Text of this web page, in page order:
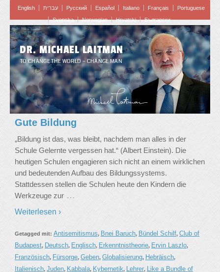
English עברית Pусский Español Italiano Français
Portuguese
Svenska
Norwegian Hrvatski Български
DR. MICHAEL LAITMAN
TO CHANGE THE WORLD – CHANGE MAN
Gute Bildung
„Bildung ist das, was bleibt, nachdem man alles in der
Schule Gelernte vergessen hat.“ (Albert Einstein). Die
heutigen Schulen engagieren sich nicht an einem wirklichen
und bedeutenden Aufbau des Bildungssystems.
Stattdessen stellen die Schulen heute den Kindern die
Werkzeuge zur …
Weiterlesen ›
Getagged mit: Antisemitismus, Bnei Baruch, Bündel Schilf, Club of
Budapest, Deutsch, Englisch, Erkenntnistheorie, Ervin Laszlo,
Französisch, Fürsorge, Geben, Globalisierung, Hebräisch,
Italienisch, Juden, Kabbala, Kybernetik, Lehrer, Like a Bundle of